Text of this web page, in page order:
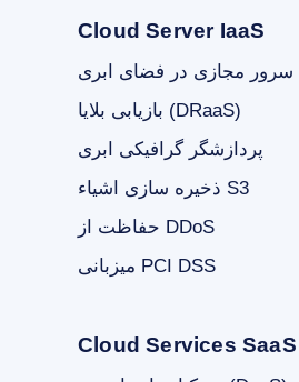
Cloud Server IaaS
بازیابی بلایا (DRaaS)
پردازشگر گرافیکی ابری
ذخیره سازی اشیاء S3
حفاظت از DDoS
میزبانی PCI DSS
Cloud Services SaaS